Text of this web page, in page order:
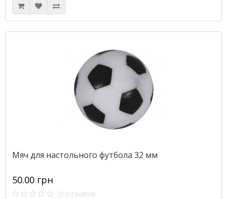
Мяч для настольного футбола 32 мм
50.00 грн
0 отзывов